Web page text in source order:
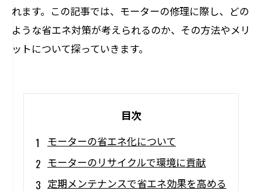
れます。この記事では、モーターの修理に際し、どの
ような省エネ対策が考えられるのか、その方法やメリ
ットについて探っていきます。
目次
モーターの省エネ化について
モーターのリサイクルで環境に貢献
定期メンテナンスで省エネ効果を高める